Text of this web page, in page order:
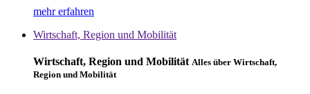
mehr erfahren
Wirtschaft, Region und Mobilität
Wirtschaft, Region und Mobilität Alles über Wirtschaft,
Region und Mobilität